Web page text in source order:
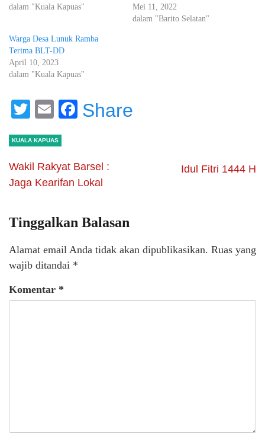
dalam "Kuala Kapuas"
Mei 11, 2022
dalam "Barito Selatan"
Warga Desa Lunuk Ramba
Terima BLT-DD
April 10, 2023
dalam "Kuala Kapuas"
Twitter
EmailFacebook
Share
KUALA KAPUAS
Wakil Rakyat Barsel :
Jaga Kearifan Lokal
Idul Fitri 1444 H
Tinggalkan Balasan
Alamat email Anda tidak akan dipublikasikan. Ruas yang
wajib ditandai *
Komentar *